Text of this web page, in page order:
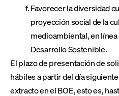
Favorecer la diversidad
proyección social de la
medioambiental, en
Desarrollo Sostenible.
El plazo de presentación de
hábiles a partir del día
extracto en el BOE, esto es,